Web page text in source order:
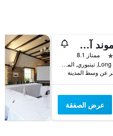
ذا أورموند آت تتبري
ممتاز 8.1
23 Long Street, تيتبوري, المملكة المتحدة
عرض الصفقة